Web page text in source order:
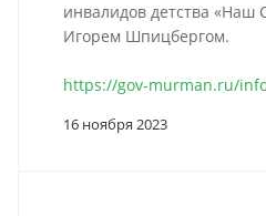
инвалидов детства
Игорем Шпицбергом.
https://gov-murman.ru/
16 ноября 2023